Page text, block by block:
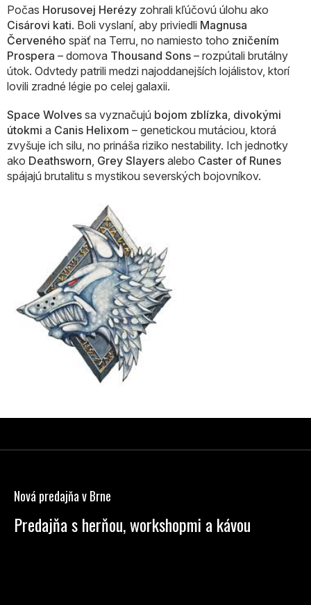
Počas Horusovej Herézy zohrali kľúčovú úlohu ako
Cisárovi kati. Boli vyslaní, aby priviedli Magnusa
Červeného späť na Terru, no namiesto toho zničením
Prospera – domova Thousand Sons – rozpútali brutálny
útok. Odvtedy patrili medzi najoddanejších lojálistov, ktorí
lovili zradné légie po celej galaxii.
Space Wolves sa vyznačujú bojom zblízka divokými
útokmi a Canis Helixom – genetickou mutáciou, ktorá
zvyšuje ich silu, no prináša riziko nestability. Ich jednotky
ako Deathsworn Grey Slayers alebo Caster of Runes
spájajú brutalitu s mystikou severských bojovníkov.
Z
Nová predajňa v Brne
Predajňa s herňou, workshopmi a kávou